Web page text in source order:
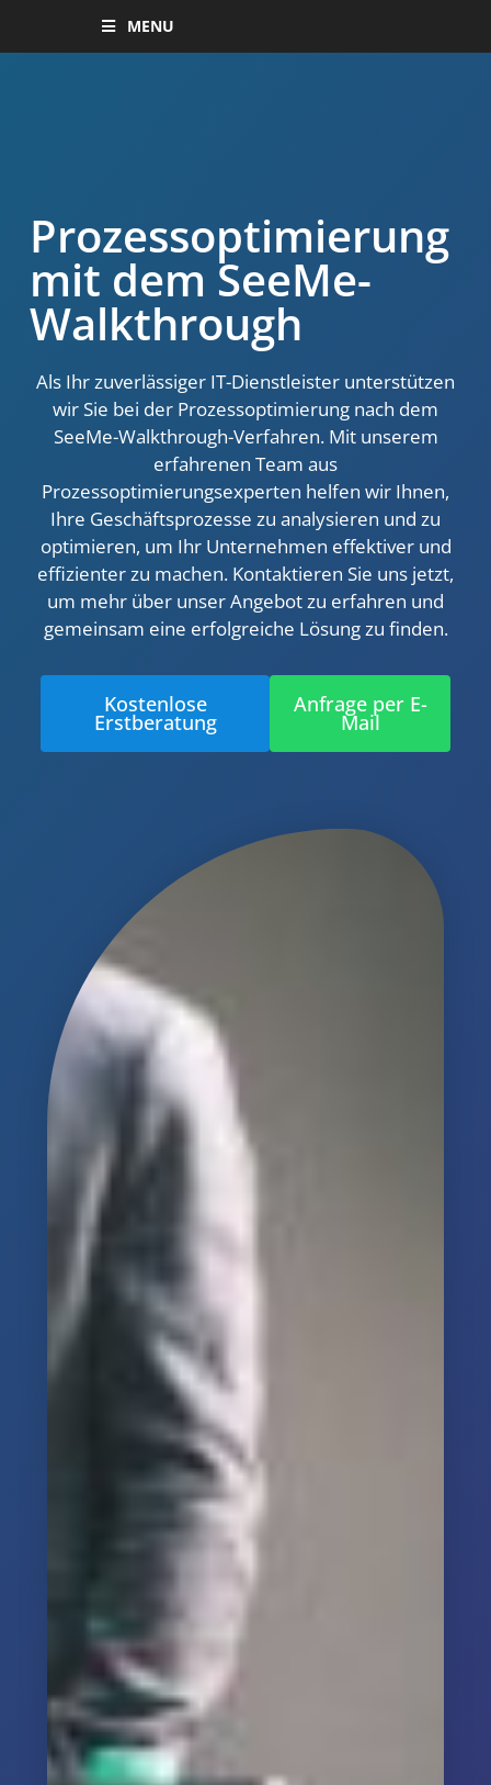
MENU
Prozessoptimierung
mit dem SeeMe-
Walkthrough
Als Ihr zuverlässiger IT-Dienstleister unterstützen
wir Sie bei der Prozessoptimierung nach dem
SeeMe-Walkthrough-Verfahren. Mit unserem
erfahrenen Team aus
Prozessoptimierungsexperten helfen wir Ihnen,
Ihre Geschäftsprozesse zu analysieren und zu
optimieren, um Ihr Unternehmen effektiver und
effizienter zu machen. Kontaktieren Sie uns jetzt,
um mehr über unser Angebot zu erfahren und
gemeinsam eine erfolgreiche Lösung zu finden.
Kostenlose
Erstberatung
Anfrage per E-
Mail